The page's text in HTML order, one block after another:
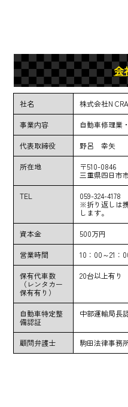
会
社名 株式会社N
事業内容 自動車修理業
代表取締役 野呂 幸矢
所在地
〒510-0846
三重県四日市
TEL
059-324-4178
※折り返しは
します。
資本金 500万円
営業時間 10：00～21：
保有代車数
（レンタカー
保有有り）
20台以上有り
自動車特定整
備認証
中部運輸局長
顧問弁護士 駒田法律事務